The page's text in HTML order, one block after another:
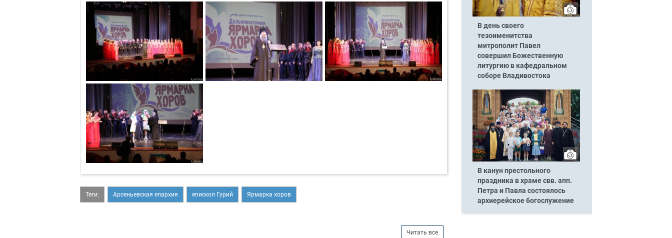
Теги: Арсеньевская епархия епископ Гурий Ярмарка хоров
Читать все
В день своего
тезоименитства
митрополит Павел
совершил Божественную
литургию в кафедральном
соборе Владивостока
В канун престольного
праздника в храме свв. апп.
Петра и Павла состоялось
архиерейское богослужение